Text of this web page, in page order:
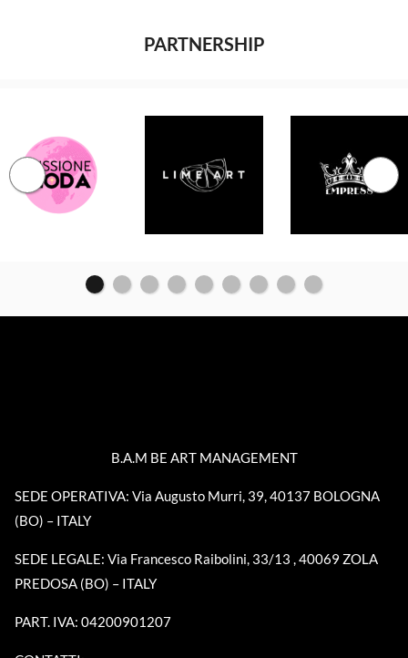
PARTNERSHIP
B.A.M BE ART MANAGEMENT
SEDE OPERATIVA: Via Augusto Murri, 39, 40137 BOLOGNA
(BO) – ITALY
SEDE LEGALE: Via Francesco Raibolini, 33/13 , 40069 ZOLA
PREDOSA (BO) – ITALY
PART. IVA: 04200901207